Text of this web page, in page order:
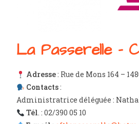
La Passerelle -
Adresse: Rue de Mons 164 –
Contacts:
Administratrice déléguée :
Tél. : 02/390 05 10